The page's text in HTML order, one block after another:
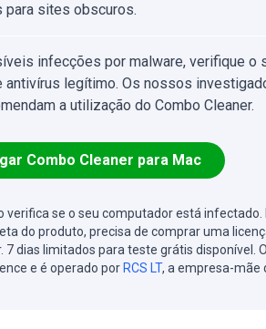
para sites obscuros.
infecções por malware, verifique o
antivírus legítimo. Os nossos
a utilização do Combo Cleaner.
Combo Cleaner para Mac
verifica se o seu computador está infectado.
do produto, precisa de comprar uma
7 dias limitados para teste grátis disponível. O
e é operado por RCS LT, a empresa-mãe